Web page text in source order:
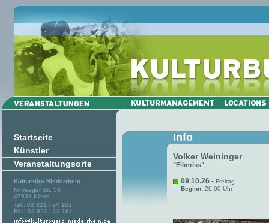
Startseite
Künstler
Veranstaltungsorte
Kulturbüro Niederrhein
Nimweger Str. 58
47533 Kleve
Tel.: 02 821 - 24 161
Fax: 02 821 - 13 161
Info
Volker Weininger
"Filmriss"
09.10.26 - Freitag
Beginn: 20:00 Uhr